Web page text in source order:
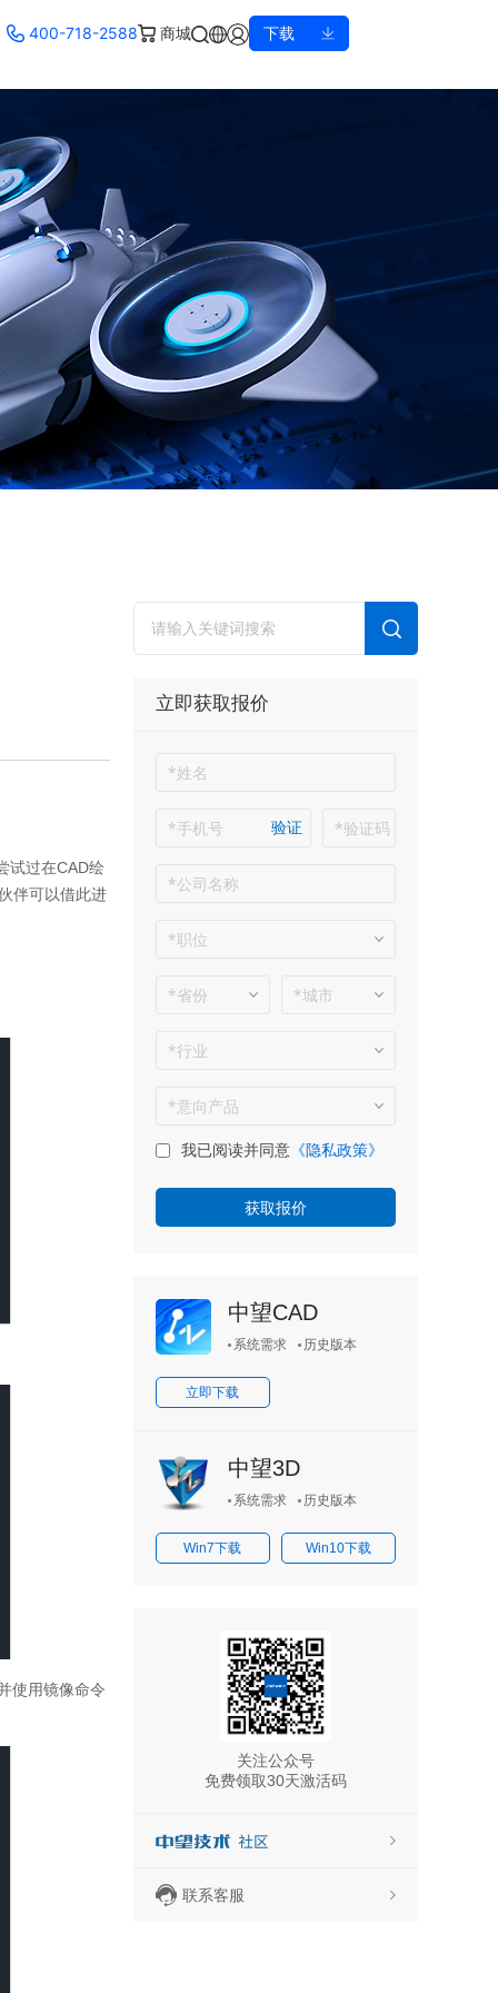
400-718-2588 商城 下载
试过在CAD绘
伴可以借此进
使用镜像命令
立即获取报价
验证
我已阅读并同意 《隐私政策》
中望CAD
系统需求 历史版本
立即下载
中望3D
系统需求 历史版本
Win7下载 Win10下载
关注公众号
免费领取30天激活码
联系客服